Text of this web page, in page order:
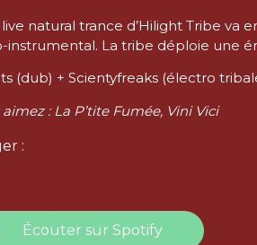
live natural trance d’Hilight Tribe
instrumental. La tribe déploie une
(dub) + Scientyfreaks (électro
aimez : La P’tite Fumée, Vini Vici
:
Écouter sur Spotify